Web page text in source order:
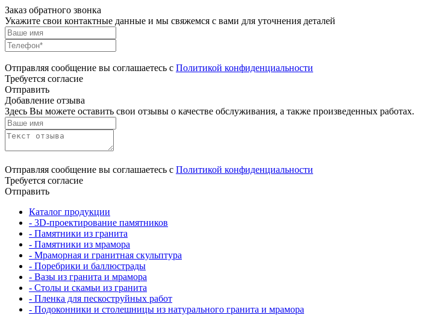
Заказ обратного звонка
Укажите свои контактные данные и мы свяжемся с вами для уточнения деталей
Отправляя сообщение вы соглашаетесь с Политикой конфиденциальности
Требуется согласие
Отправить
Добавление отзыва
Здесь Вы можете оставить свои отзывы о качестве обслуживания, а также произведенных работах.
Отправляя сообщение вы соглашаетесь с Политикой конфиденциальности
Требуется согласие
Отправить
Каталог продукции
- 3D-проектирование памятников
- Памятники из гранита
- Памятники из мрамора
- Мраморная и гранитная скульптура
- Поребрики и баллюстрады
- Вазы из гранита и мрамора
- Столы и скамьи из гранита
- Пленка для пескоструйных работ
- Подоконники и столешницы из натурального гранита и мрамора